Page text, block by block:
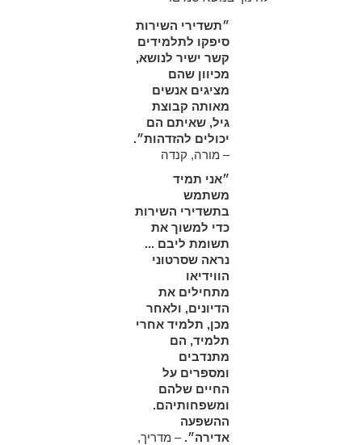
״תשדירי השירות
סיפקו לתלמידים
קשר ישיר לנושא,
מכיוון שהם
מציגים אנשים
מאותה קבוצת
גיל, שאיתם הם
יכולים להזדהות״.
– מורה, קנדה
״אני תמיד
משתמש
בתשדירי השירות
כדי למשוך את
תשומת ליבם ...
נראה שסרטוני
הווידיאו
מתחילים את
הדיונים, ולאחר
מכן, תלמיד אחרי
תלמיד, הם
מתנדבים
ומספרים על
החיים שלהם
ומשפחותיהם.
ההשפעה
אדירה״.– מדריך,